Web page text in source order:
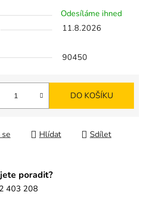
Odesíláme ihned
11.8.2026
90450
DO KOŠÍKU
Hlídat Sdílet
poradit?
403 208